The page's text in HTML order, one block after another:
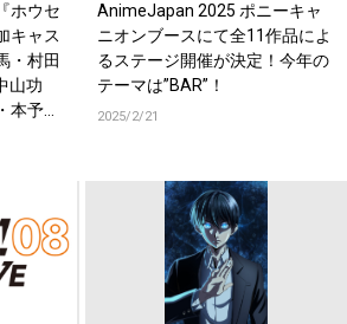
ホウセ
キャス
・村田
山功
本予
トも
AnimeJapan 2025 ポニーキャ
ニオンブースにて全11作品によ
るステージ開催が決定！今年の
テーマは”BAR”！
2025/2/21